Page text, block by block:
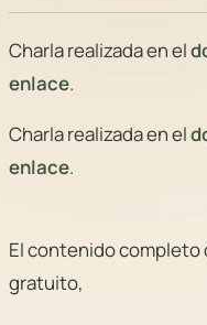
Charla realizada en el
enlace.
Charla realizada en el
enlace.
El contenido completo
gratuito,